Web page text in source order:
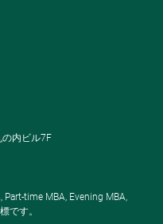
内ビル7F
Part-time MBA, Evening MBA,
です。